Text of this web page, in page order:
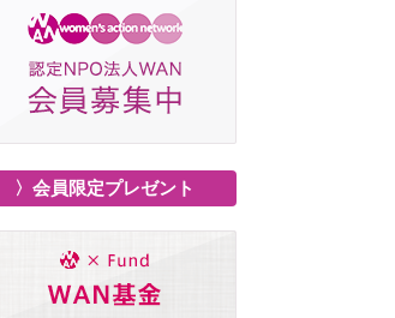
〉会員限定プレゼント